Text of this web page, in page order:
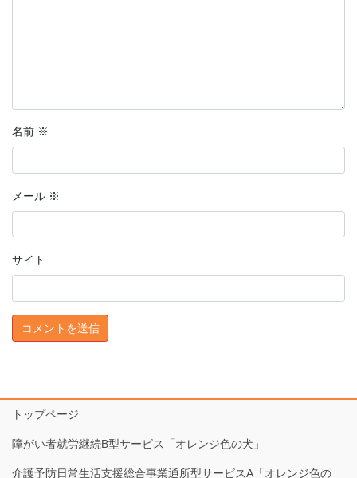
名前 ※
メール ※
サイト
トップページ
障がい者就労継続B型サービス「オレンジ色の犬」
介護予防日常生活支援総合事業通所型サービスA「オレンジ色の